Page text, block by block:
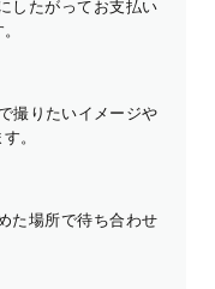
したがってお支払い
撮りたいイメージや
。
た場所で待ち合わせ